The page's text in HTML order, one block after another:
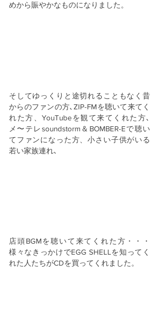
めから賑やかなものになりました。
そしてゆっくりと途切れることもなく昔
からのファンの方､ZIP-FMを聴いて来てく
れた方、YouTubeを観て来てくれた方､
メ〜テレsoundstorm＆BOMBER-Eで聴い
てファンになった方、小さい子供がいる
若い家族連れ､
店頭BGMを聴いて来てくれた方・・・
様々なきっかけでEGG SHELLを知ってく
れた人たちがCDを買ってくれました。